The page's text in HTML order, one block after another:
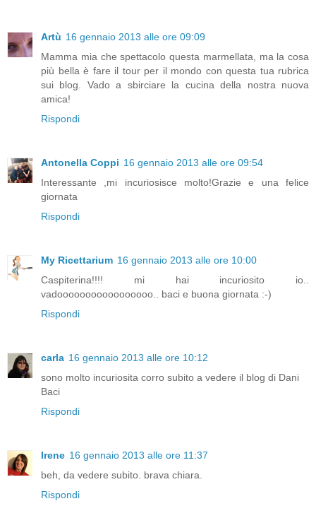
Artù 16 gennaio 2013 alle ore 09:09
Mamma mia che spettacolo questa marmellata, ma la cosa
più bella è fare il tour per il mondo con questa tua rubrica
sui blog. Vado a sbirciare la cucina della nostra nuova
amica!
Rispondi
Antonella Coppi 16 gennaio 2013 alle ore 09:54
Interessante ,mi incuriosisce molto!Grazie e una felice
giornata
Rispondi
My Ricettarium 16 gennaio 2013 alle ore 10:00
Caspiterina!!!! mi hai incuriosito io..
vadooooooooooooooooo.. baci e buona giornata :-)
Rispondi
carla 16 gennaio 2013 alle ore 10:12
sono molto incuriosita corro subito a vedere il blog di Dani
Baci
Rispondi
Irene 16 gennaio 2013 alle ore 11:37
beh, da vedere subito. brava chiara.
Rispondi